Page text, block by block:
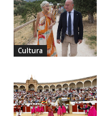
Cultura